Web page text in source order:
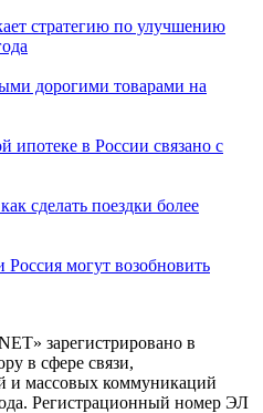
стратегию по улучшению
дорогими товарами на
ипотеке в России связано с
сделать поездки более
могут возобновить
зарегистрировано в
в сфере связи,
и массовых коммуникаций
Регистрационный номер ЭЛ